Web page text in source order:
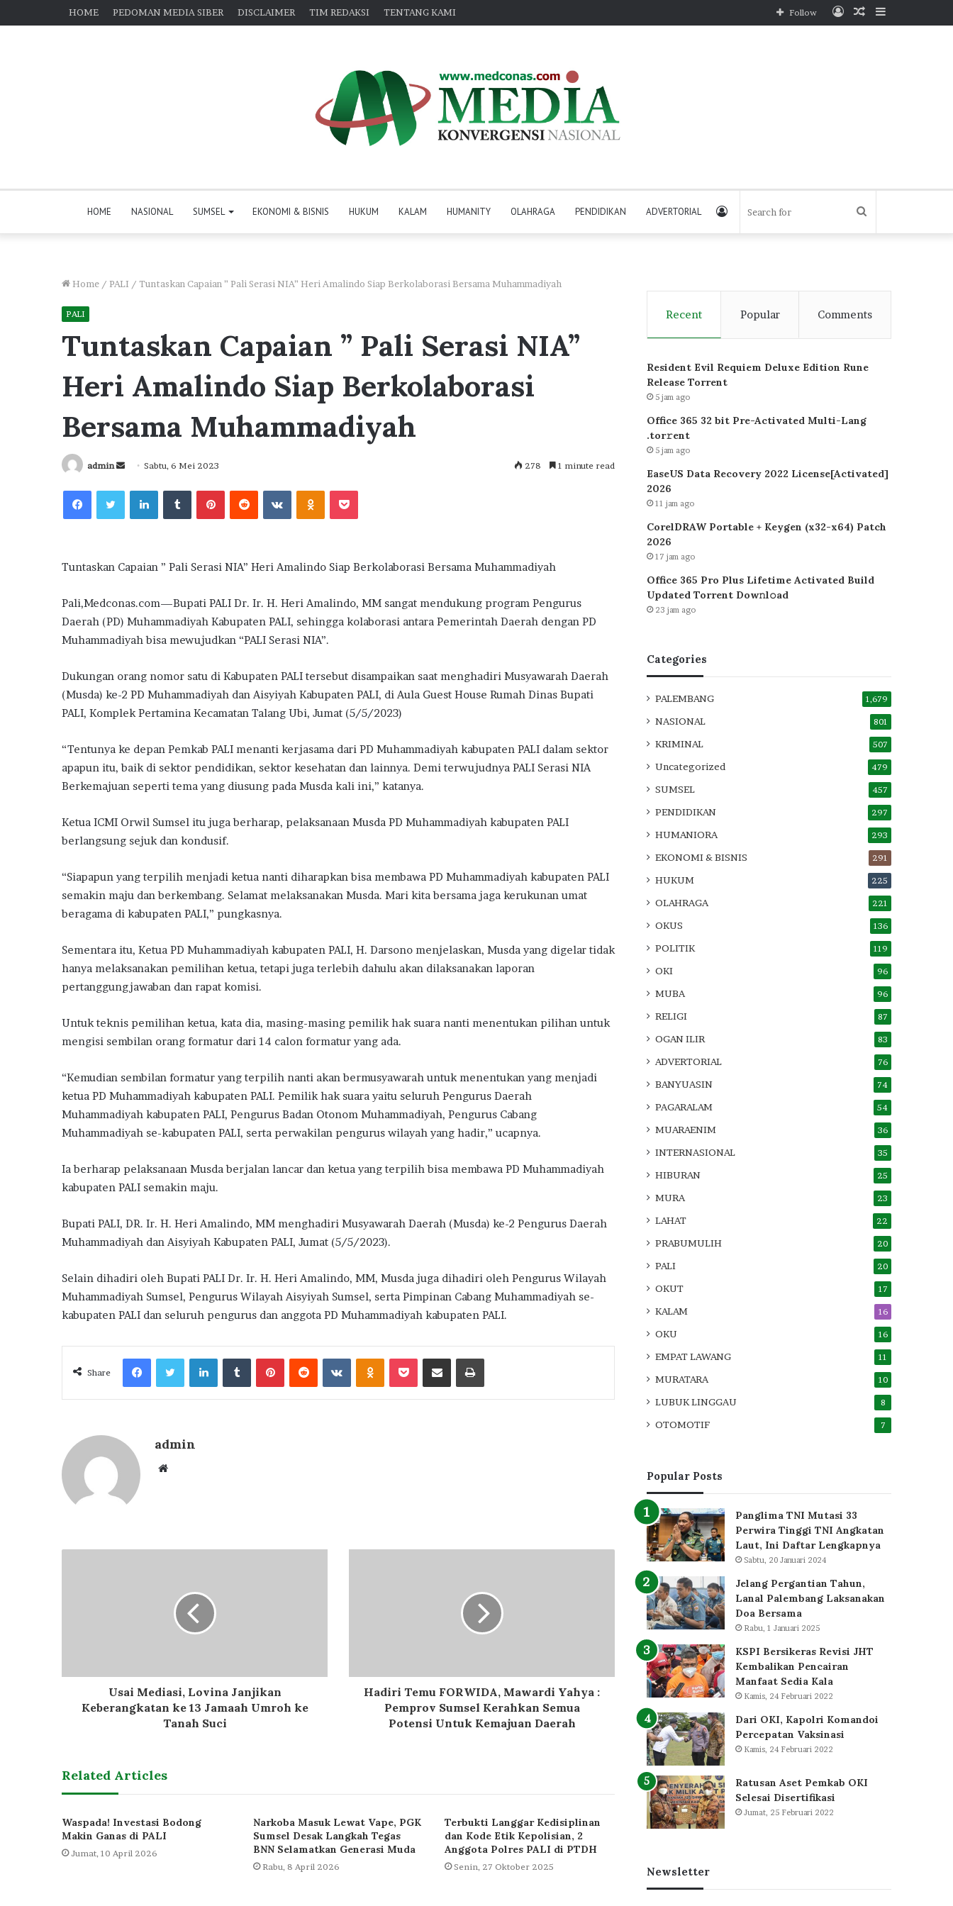
HOME PEDOMAN MEDIA SIBER DISCLAIMER TIM REDAKSI TENTANG KAMI Sidebar
Random
Log
Follow
HOME NASIONAL SUMSEL EKONOMI & BISNIS HUKUM KALAM HUMANITY OLAHRAGA PENDIDIKAN ADVERTORIAL Search
Log
Home / PALI / Tuntaskan Capaian ” Pali Serasi NIA” Heri Amalindo Siap Berkolaborasi Bersama Muhammadiyah
PALI
Tuntaskan Capaian ” Pali Serasi NIA”
Heri Amalindo Siap Berkolaborasi
Bersama Muhammadiyah
admin
Send
email
Sabtu, 6 Mei 2023 278 1 minute read
FacebookTwitterLinkedInTumblrPinterestReddit VKontakteOdnoklassniki
Pocket
Tuntaskan Capaian ” Pali Serasi NIA” Heri Amalindo Siap Berkolaborasi Bersama Muhammadiyah
Pali,Medconas.com—Bupati PALI Dr. Ir. H. Heri Amalindo, MM sangat mendukung program Pengurus
Daerah (PD) Muhammadiyah Kabupaten PALI, sehingga kolaborasi antara Pemerintah Daerah dengan PD
Muhammadiyah bisa mewujudkan “PALI Serasi NIA”.
Dukungan orang nomor satu di Kabupaten PALI tersebut disampaikan saat menghadiri Musyawarah Daerah
(Musda) ke-2 PD Muhammadiyah dan Aisyiyah Kabupaten PALI, di Aula Guest House Rumah Dinas Bupati
PALI, Komplek Pertamina Kecamatan Talang Ubi, Jumat (5/5/2023)
“Tentunya ke depan Pemkab PALI menanti kerjasama dari PD Muhammadiyah kabupaten PALI dalam sektor
apapun itu, baik di sektor pendidikan, sektor kesehatan dan lainnya. Demi terwujudnya PALI Serasi NIA
Berkemajuan seperti tema yang diusung pada Musda kali ini,” katanya.
Ketua ICMI Orwil Sumsel itu juga berharap, pelaksanaan Musda PD Muhammadiyah kabupaten PALI
berlangsung sejuk dan kondusif.
“Siapapun yang terpilih menjadi ketua nanti diharapkan bisa membawa PD Muhammadiyah kabupaten PALI
semakin maju dan berkembang. Selamat melaksanakan Musda. Mari kita bersama jaga kerukunan umat
beragama di kabupaten PALI,” pungkasnya.
Sementara itu, Ketua PD Muhammadiyah kabupaten PALI, H. Darsono menjelaskan, Musda yang digelar tidak
hanya melaksanakan pemilihan ketua, tetapi juga terlebih dahulu akan dilaksanakan laporan
pertanggungjawaban dan rapat komisi.
Untuk teknis pemilihan ketua, kata dia, masing-masing pemilik hak suara nanti menentukan pilihan untuk
mengisi sembilan orang formatur dari 14 calon formatur yang ada.
“Kemudian sembilan formatur yang terpilih nanti akan bermusyawarah untuk menentukan yang menjadi
ketua PD Muhammadiyah kabupaten PALI. Pemilik hak suara yaitu seluruh Pengurus Daerah
Muhammadiyah kabupaten PALI, Pengurus Badan Otonom Muhammadiyah, Pengurus Cabang
Muhammadiyah se-kabupaten PALI, serta perwakilan pengurus wilayah yang hadir,” ucapnya.
Ia berharap pelaksanaan Musda berjalan lancar dan ketua yang terpilih bisa membawa PD Muhammadiyah
kabupaten PALI semakin maju.
Bupati PALI, DR. Ir. H. Heri Amalindo, MM menghadiri Musyawarah Daerah (Musda) ke-2 Pengurus Daerah
Muhammadiyah dan Aisyiyah Kabupaten PALI, Jumat (5/5/2023).
Selain dihadiri oleh Bupati PALI Dr. Ir. H. Heri Amalindo, MM, Musda juga dihadiri oleh Pengurus Wilayah
Muhammadiyah Sumsel, Pengurus Wilayah Aisyiyah Sumsel, serta Pimpinan Cabang Muhammadiyah se-
kabupaten PALI dan seluruh pengurus dan anggota PD Muhammadiyah kabupaten PALI.
Share
FacebookTwitterLinkedInTumblrPinterestReddit VKontakteOdnoklassniki
Pocket Share via Email Print
admin
Website
Usai Mediasi, Lovina Janjikan
Keberangkatan ke 13 Jamaah Umroh ke
Tanah Suci
Hadiri Temu FORWIDA, Mawardi Yahya :
Pemprov Sumsel Kerahkan Semua
Potensi Untuk Kemajuan Daerah
Related Articles
Waspada! Investasi Bodong
Makin Ganas di PALI
Jumat, 10 April 2026
Narkoba Masuk Lewat Vape, PGK
Sumsel Desak Langkah Tegas
BNN Selamatkan Generasi Muda
Rabu, 8 April 2026
Terbukti Langgar Kedisiplinan
dan Kode Etik Kepolisian, 2
Anggota Polres PALI di PTDH
Senin, 27 Oktober 2025
Recent Popular Comments
Resident Evil Requiem Deluxe Edition Rune
Release Torrent
5 jam ago
Office 365 32 bit Pre-Activated Multi-Lang
.tоr𝚛еnt
5 jam ago
EaseUS Data Recovery 2022 License[Activated]
2026
11 jam ago
CorelDRAW Portable + Keygen (x32-x64) Patch
2026
17 jam ago
Office 365 Pro Plus Lifetime Activated Build
Updated Torrent Dow𝚗l𝚘аd
23 jam ago
Categories
PALEMBANG 1,679
NASIONAL 801
KRIMINAL 507
Uncategorized 479
SUMSEL 457
PENDIDIKAN 297
HUMANIORA 293
EKONOMI & BISNIS 291
HUKUM 225
OLAHRAGA 221
OKUS 136
POLITIK 119
OKI 96
MUBA 96
RELIGI 87
OGAN ILIR 83
ADVERTORIAL 76
BANYUASIN 74
PAGARALAM 54
MUARAENIM 36
INTERNASIONAL 35
HIBURAN 25
MURA 23
LAHAT 22
PRABUMULIH 20
PALI 20
OKUT 17
KALAM 16
OKU 16
EMPAT LAWANG 11
MURATARA 10
LUBUK LINGGAU 8
OTOMOTIF 7
Popular Posts
Panglima TNI Mutasi 33
Perwira Tinggi TNI Angkatan
Laut, Ini Daftar Lengkapnya
Sabtu, 20 Januari 2024
Jelang Pergantian Tahun,
Lanal Palembang Laksanakan
Doa Bersama
Rabu, 1 Januari 2025
KSPI Bersikeras Revisi JHT
Kembalikan Pencairan
Manfaat Sedia Kala
Kamis, 24 Februari 2022
Dari OKI, Kapolri Komandoi
Percepatan Vaksinasi
Kamis, 24 Februari 2022
Ratusan Aset Pemkab OKI
Selesai Disertifikasi
Jumat, 25 Februari 2022
Newsletter